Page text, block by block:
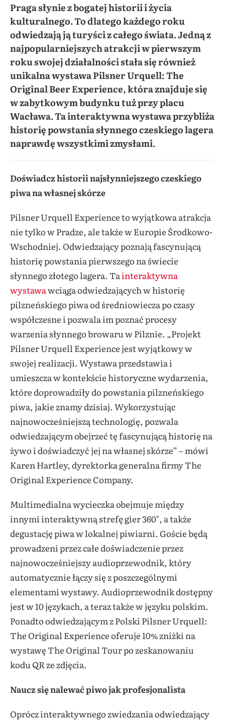
Praga słynie z bogatej historii i życia
kulturalnego. To dlatego każdego roku
odwiedzają ją turyści z całego świata. Jedną z
najpopularniejszych atrakcji w pierwszym
roku swojej działalności stała się również
unikalna wystawa Pilsner Urquell: The
Original Beer Experience, która znajduje się
w zabytkowym budynku tuż przy placu
Wacława. Ta interaktywna wystawa przybliża
historię powstania słynnego czeskiego lagera
naprawdę wszystkimi zmysłami.
Doświadcz historii najsłynniejszego czeskiego
piwa na własnej skórze
Pilsner Urquell Experience to wyjątkowa atrakcja
nie tylko w Pradze, ale także w Europie Środkowo-
Wschodniej. Odwiedzający poznają fascynującą
historię powstania pierwszego na świecie
słynnego złotego lagera. Tainteraktywna
wystawawciąga odwiedzających w historię
pilzneńskiego piwa od średniowiecza po czasy
współczesne i pozwala im poznać procesy
warzenia słynnego browaru w Pilznie. „Projekt
Pilsner Urquell Experience jest wyjątkowy w
swojej realizacji. Wystawa przedstawia i
umieszcza w kontekście historyczne wydarzenia,
które doprowadziły do powstania pilzneńskiego
piwa, jakie znamy dzisiaj. Wykorzystując
najnowocześniejszą technologię, pozwala
odwiedzającym obejrzeć tę fascynującą historię na
żywo i doświadczyć jej na własnej skórze” – mówi
Karen Hartley, dyrektorka generalna firmy The
Original Experience Company.
Multimedialna wycieczka obejmuje między
innymi interaktywną strefę gier 360°, a także
degustację piwa w lokalnej piwiarni. Goście będą
prowadzeni przez całe doświadczenie przez
najnowocześniejszy audioprzewodnik, który
automatycznie łączy się z poszczególnymi
elementami wystawy. Audioprzewodnik dostępny
jest w 10 językach, a teraz także w języku polskim.
Ponadto odwiedzającym z Polski Pilsner Urquell:
The Original Experience oferuje 10% zniżki na
wystawę The Original Tour po zeskanowaniu
kodu QR ze zdjęcia.
Naucz się nalewać piwo jak profesjonalista
Oprócz interaktywnego zwiedzania odwiedzający